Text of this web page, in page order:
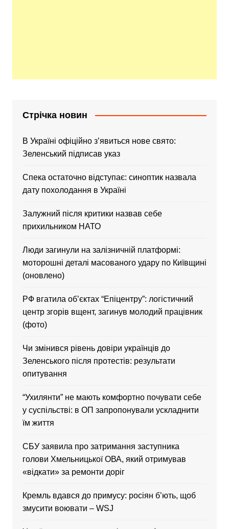
Стрічка новин
В Україні офіційно зʼявиться нове свято:
Зеленський підписав указ
Спека остаточно відступає: синоптик назвала
дату похолодання в Україні
Залужний після критики назвав себе
прихильником НАТО
Люди загинули на залізничній платформі:
моторошні деталі масованого удару по Київщині
(оновлено)
РФ вгатила об’єктах “Епіцентру”: логістичний
центр згорів вщент, загинув молодий працівник
(фото)
Чи змінився рівень довіри українців до
Зеленського після протестів: результати
опитування
“Ухилянти” не мають комфортно почувати себе
у суспільстві: в ОП запропонували ускладнити
їм життя
CБУ заявила про затримання заступника
голови Хмельницької ОВА, який отримував
«відкати» за ремонти доріг
Кремль вдався до примусу: росіян б’ють, щоб
змусити воювати – WSJ